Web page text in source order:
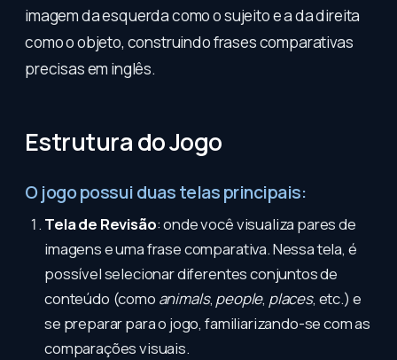
imagem da esquerda como o sujeito e a da direita
como o objeto, construindo frases comparativas
precisas em inglês.
Estrutura do Jogo
O jogo possui duas telas principais:
Tela de Revisão: onde você visualiza pares de
imagens e uma frase comparativa. Nessa tela, é
possível selecionar diferentes conjuntos de
conteúdo (como animals, people, places, etc.) e
se preparar para o jogo, familiarizando-se com as
comparações visuais.